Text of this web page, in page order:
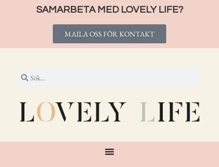
SAMARBETA MED LOVELY LIFE?
MAILA OSS FÖR KONTAKT